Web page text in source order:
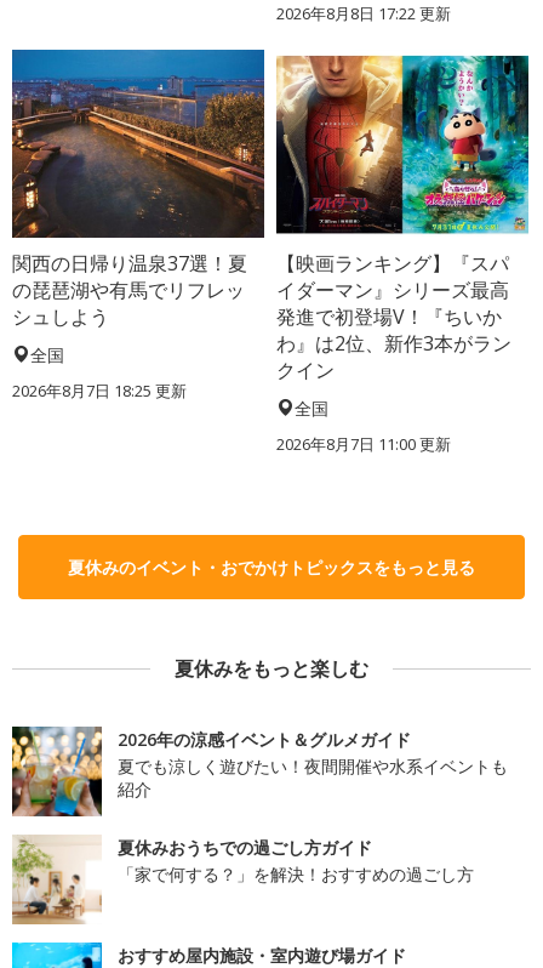
2026年8月8日 17:22更新
関西の日帰り温泉37選！夏
の琵琶湖や有馬でリフレッ
シュしよう
全国
2026年8月7日 18:25 更新
【映画ランキング】『スパ
イダーマン』シリーズ最高
発進で初登場V！『ちいか
わ』は2位、新作3本がラン
クイン
全国
2026年8月7日 11:00更新
夏休みのイベント・おでかけトピックスをもっと見る
夏休みをもっと楽しむ
2026年の涼感イベント＆グルメガイド
夏でも涼しく遊びたい！夜間開催や水系イベントも
紹介
夏休みおうちでの過ごし方ガイド
「家で何する？」を解決！おすすめの過ごし方
おすすめ屋内施設・室内遊び場ガイド